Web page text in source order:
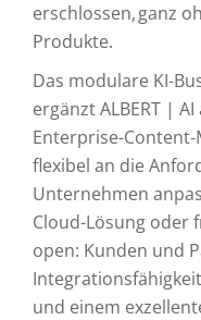
erschlossen, ganz
Produkte.
Das modulare KI-
ergänzt ALBERT |
Enterprise-Content-
flexibel an die
Unternehmen
Cloud-Lösung oder
open: Kunden und
und einem